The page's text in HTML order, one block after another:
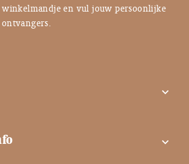
en vul jouw persoonlijke
expand_more
expand_more